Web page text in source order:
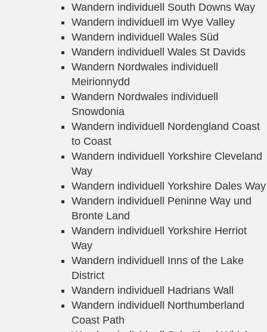
Wandern individuell South Downs Way
Wandern individuell im Wye Valley
Wandern individuell Wales Süd
Wandern individuell Wales St Davids
Wandern Nordwales individuell
Meirionnydd
Wandern Nordwales individuell
Snowdonia
Wandern individuell Nordengland Coast
to Coast
Wandern individuell Yorkshire Cleveland
Way
Wandern individuell Yorkshire Dales Way
Wandern individuell Peninne Way und
Bronte Land
Wandern individuell Yorkshire Herriot
Way
Wandern individuell Inns of the Lake
District
Wandern individuell Hadrians Wall
Wandern individuell Northumberland
Coast Path